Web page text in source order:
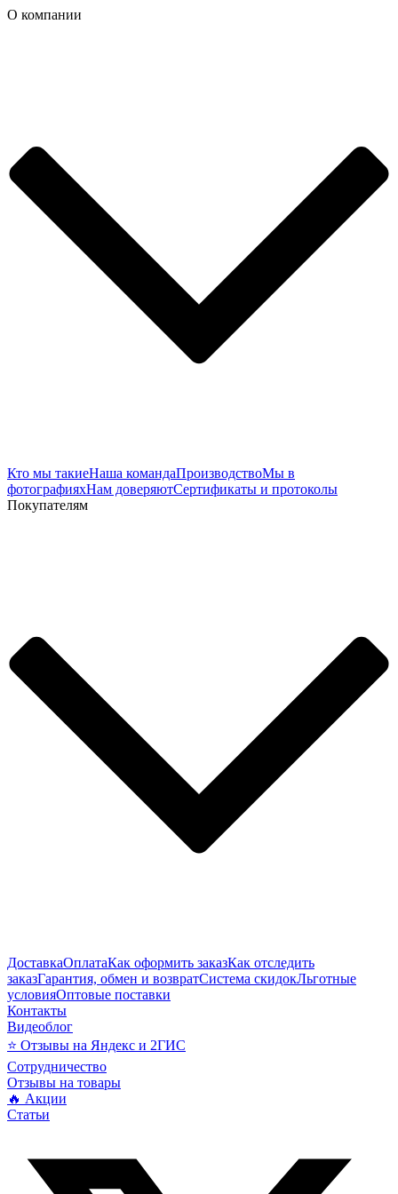
О компании
Кто мы такиеНаша командаПроизводствоМы в
фотографияхНам доверяютСертификаты и протоколы
Покупателям
ДоставкаОплатаКак оформить заказКак отследить
заказГарантия, обмен и возвратСистема скидокЛьготные
условияОптовые поставки
Контакты
Видеоблог
⭐ Отзывы на Яндекс и 2ГИС
Сотрудничество
Отзывы на товары
🔥 Акции
Статьи